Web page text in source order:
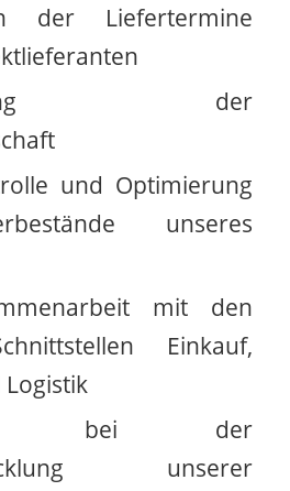
der Liefertermine
der
und Optimierung
unseres
mit den
Einkauf,
bei der
unserer